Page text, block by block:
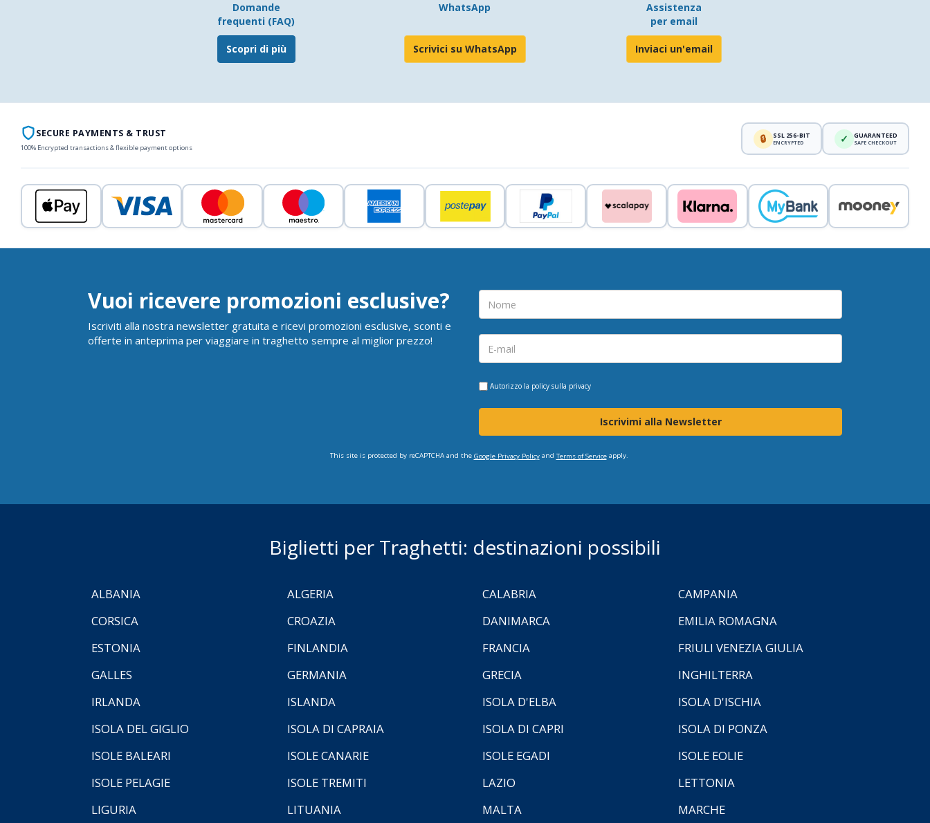
Domande
frequenti (FAQ)
Scopri di più
WhatsApp
Scrivici su WhatsApp
Assistenza
per email
Inviaci un'email
SECURE PAYMENTS & TRUST
100% Encrypted transactions & flexible payment options
🔒 SSL 256-BIT
ENCRYPTED ✓ GUARANTEED
SAFE CHECKOUT
Vuoi ricevere promozioni esclusive?
Iscriviti alla nostra newsletter gratuita e ricevi promozioni esclusive, sconti e
offerte in anteprima per viaggiare in traghetto sempre al miglior prezzo!
Autorizzo la policy sulla privacy
Iscrivimi alla Newsletter
This site is protected by reCAPTCHA and the Google Privacy Policyand Terms of Serviceapply.
Biglietti per Traghetti: destinazioni possibili
ALBANIA ALGERIA CALABRIA
CAMPANIA
CORSICA
CROAZIA DANIMARCA
EMILIA ROMAGNA
ESTONIA
FINLANDIA FRANCIA
FRIULI VENEZIA GIULIA
GALLES
GERMANIA GRECIA
INGHILTERRA
IRLANDA
ISLANDA ISOLA D'ELBA
ISOLA D'ISCHIA
ISOLA DEL GIGLIO
ISOLA DI CAPRAIA ISOLA DI CAPRI
ISOLA DI PONZA
ISOLE BALEARI
ISOLE CANARIE ISOLE EGADI
ISOLE EOLIE
ISOLE PELAGIE
ISOLE TREMITI LAZIO
LETTONIA
LIGURIA
LITUANIA MALTA MARCHE